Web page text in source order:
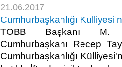
21.06.2017
Cumhurbaşkanlığı
TOBB Başkanı M.
Cumhurbaşkanı Recep
Cumhurbaşkanlığı